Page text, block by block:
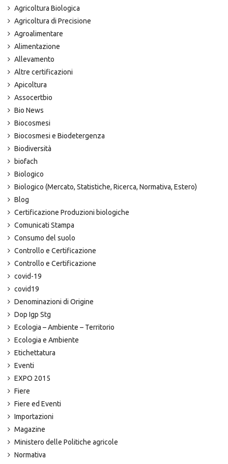
Agricoltura Biologica
Agricoltura di Precisione
Agroalimentare
Alimentazione
Allevamento
Altre certificazioni
Apicoltura
Assocertbio
Bio News
Biocosmesi
Biocosmesi e Biodetergenza
Biodiversità
biofach
Biologico
Biologico (Mercato, Statistiche, Ricerca, Normativa, Estero)
Blog
Certificazione Produzioni biologiche
Comunicati Stampa
Consumo del suolo
Controllo e Certificazione
Controllo e Certificazione
covid-19
covid19
Denominazioni di Origine
Dop Igp Stg
Ecologia – Ambiente – Territorio
Ecologia e Ambiente
Etichettatura
Eventi
EXPO 2015
Fiere
Fiere ed Eventi
Importazioni
Magazine
Ministero delle Politiche agricole
Normativa